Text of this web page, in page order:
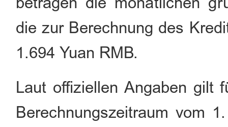
die zur Berechnung des
1.694 Yuan RMB.
Laut offiziellen Angaben gilt
Berechnungszeitraum vom